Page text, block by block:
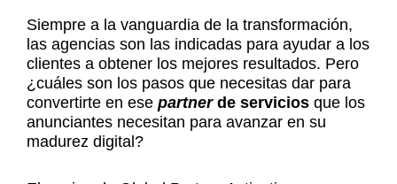
Siempre a la vanguardia de la transformación,
las agencias son las indicadas para ayudar a los
clientes a obtener los mejores resultados. Pero
¿cuáles son los pasos que necesitas dar para
convertirte en ese partnerde servicios que los
anunciantes necesitan para avanzar en su
madurez digital?